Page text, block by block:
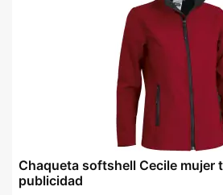
Chaqueta softshell Cecile mujer
publicidad